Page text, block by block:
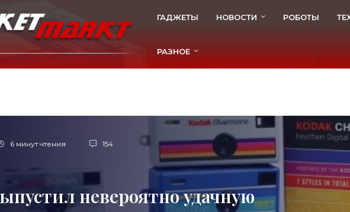
ГАДЖЕТЫ НОВОСТИ РОБОТЫ
РАЗНОЕ
6 минут чтения 154
невероятно удачную